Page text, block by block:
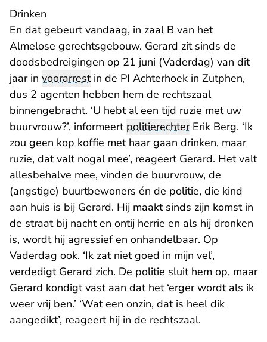
Drinken
En dat gebeurt vandaag, in zaal B van het
Almelose gerechtsgebouw. Gerard zit sinds de
doodsbedreigingen op 21 juni (Vaderdag) van dit
jaar in voorarrestin de PI Achterhoek in Zutphen,
dus 2 agenten hebben hem de rechtszaal
binnengebracht. ‘U hebt al een tijd ruzie met uw
buurvrouw?’, informeert politierechterErik Berg. ‘Ik
zou geen kop koffie met haar gaan drinken, maar
ruzie, dat valt nogal mee’, reageert Gerard. Het valt
allesbehalve mee, vinden de buurvrouw, de
(angstige) buurtbewoners én de politie, die kind
aan huis is bij Gerard. Hij maakt sinds zijn komst in
de straat bij nacht en ontij herrie en als hij dronken
is, wordt hij agressief en onhandelbaar. Op
Vaderdag ook. ‘Ik zat niet goed in mijn vel’,
verdedigt Gerard zich. De politie sluit hem op, maar
Gerard kondigt vast aan dat het ‘erger wordt als ik
weer vrij ben.’ ‘Wat een onzin, dat is heel dik
aangedikt’, reageert hij in de rechtszaal.